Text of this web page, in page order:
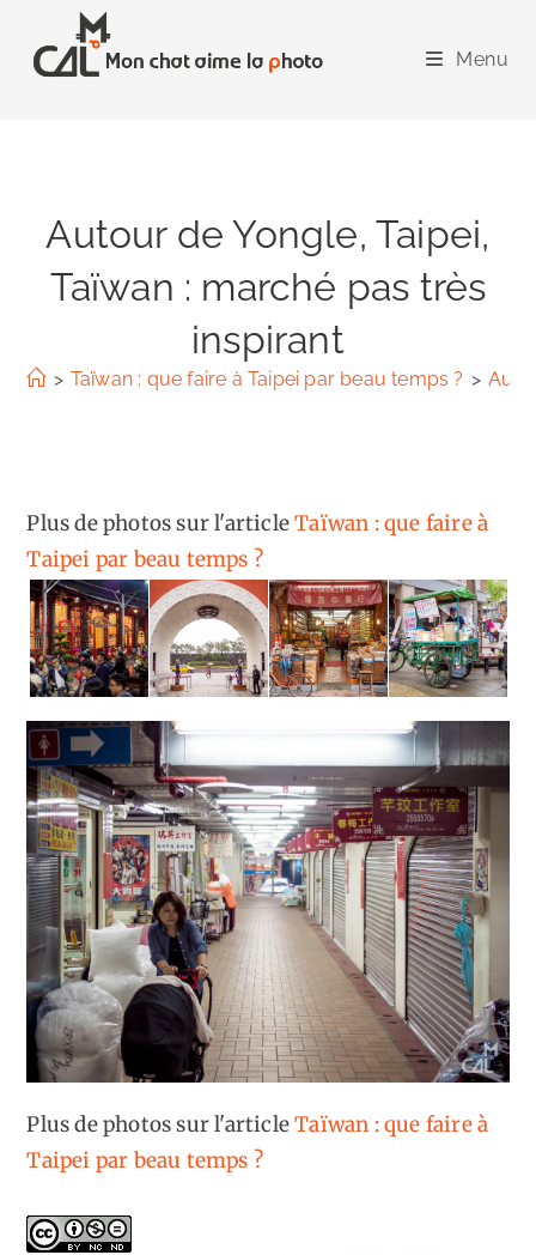
content
Menu
Autour de Yongle, Taipei,
Taïwan : marché pas très
inspirant
> Taïwan : que faire à Taipei par beau temps ? >
Plus de photos sur l'articleTaïwan : que faire à
Taipei par beau temps ?
Plus de photos sur l'articleTaïwan : que faire à
Taipei par beau temps ?